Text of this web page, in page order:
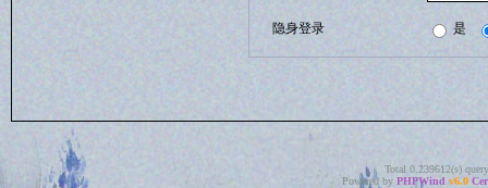
隐身登录 是
Total 0.239612(s)
Powered by PHPWind v6.0